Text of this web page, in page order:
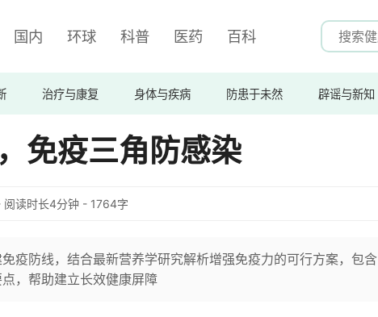
国内 环球 科普 医药 百科
治疗与康复 身体与疾病 防患于未然 辟谣与新知
免疫三角防感染
读时长4分钟 - 1764字
疫防线，结合最新营养学研究解析增强免疫力的可行方案，包含
，帮助建立长效健康屏障